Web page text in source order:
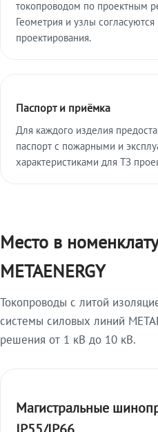
токопроводом по проектным
Геометрия и узлы согласуются
проектирования.
Паспорт и приёмка
Для каждого изделия
паспорт с пожарными и
характеристиками для ТЗ
Место в
METAENERGY
Токопроводы с литой
системы силовых линий
решения от 1 кВ до 10 кВ.
Магистральные